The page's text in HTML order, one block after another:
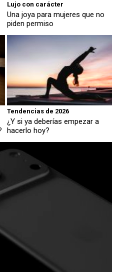
Lujo con carácter
Una joya para mujeres que no
piden permiso
Tendencias de 2026
¿Y si ya deberías empezar a
hacerlo hoy?